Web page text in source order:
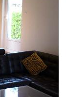
soignées
Au 1er : 3